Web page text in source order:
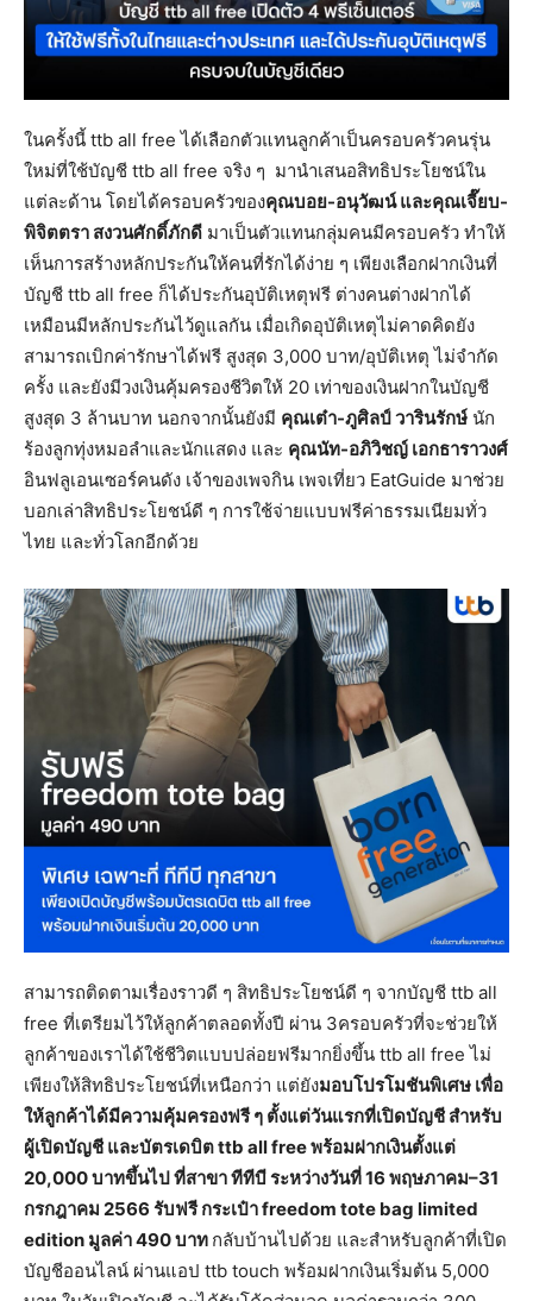
ในครั้งนี้ ttb all free ได้เลือกตัวแทนลูกค้าเป็นครอบครัวคนรุ่น
ใหม่ที่ใช้บัญชี ttb all free จริง ๆ มานำเสนอสิทธิประโยชน์ใน
แต่ละด้าน โดยได้ครอบครัวของคุณบอย-อนุวัฒน์ และคุณเจี๊ยบ-
พิจิตตรา สงวนศักดิ์ภักดี มาเป็นตัวแทนกลุ่มคนมีครอบครัว ทำให้
เห็นการสร้างหลักประกันให้คนที่รักได้ง่าย ๆ เพียงเลือกฝากเงินที่
บัญชี ttb all free ก็ได้ประกันอุบัติเหตุฟรี ต่างคนต่างฝากได้
เหมือนมีหลักประกันไว้ดูแลกัน เมื่อเกิดอุบัติเหตุไม่คาดคิดยัง
สามารถเบิกค่ารักษาได้ฟรี สูงสุด 3,000 บาท/อุบัติเหตุ ไม่จำกัด
ครั้ง และยังมีวงเงินคุ้มครองชีวิตให้ 20 เท่าของเงินฝากในบัญชี
สูงสุด 3 ล้านบาท นอกจากนั้นยังมี คุณเต๋า-ภูศิลป์ วารินรักษ์ นัก
ร้องลูกทุ่งหมอลำและนักแสดง และ คุณนัท-อภิวิชญ์ เอกธาราวงศ์
อินฟลูเอนเซอร์คนดัง เจ้าของเพจกิน เพจเที่ยว EatGuide มาช่วย
บอกเล่าสิทธิประโยชน์ดี ๆ การใช้จ่ายแบบฟรีค่าธรรมเนียมทั่ว
ไทย และทั่วโลกอีกด้วย
สามารถติดตามเรื่องราวดี ๆ สิทธิประโยชน์ดี ๆ จากบัญชี ttb all
free ที่เตรียมไว้ให้ลูกค้าตลอดทั้งปี ผ่าน 3ครอบครัวที่จะช่วยให้
ลูกค้าของเราได้ใช้ชีวิตแบบปล่อยฟรีมากยิ่งขึ้น ttb all free ไม่
เพียงให้สิทธิประโยชน์ที่เหนือกว่า แต่ยังมอบโปรโมชันพิเศษ เพื่อ
ให้ลูกค้าได้มีความคุ้มครองฟรี ๆ ตั้งแต่วันแรกที่เปิดบัญชี สำหรับ
ผู้เปิดบัญชี และบัตรเดบิตttb all free พร้อมฝากเงินตั้งแต่
20,000 บาทขึ้นไป ที่สาขา ทีทีบี ระหว่างวันที่ 16 พฤษภาคม–31
กรกฎาคม 2566 รับฟรี กระเป๋า freedom tote bag limited
edition มูลค่า 490 บาท กลับบ้านไปด้วย และสำหรับลูกค้าที่เปิด
บัญชีออนไลน์ ผ่านแอป ttb touch พร้อมฝากเงินเริ่มต้น 5,000